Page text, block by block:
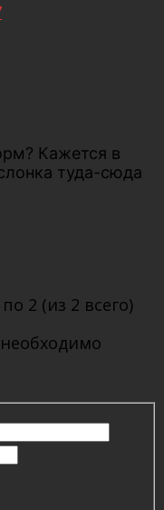
Кажется в
туда-сюда
2 (из 2 всего)